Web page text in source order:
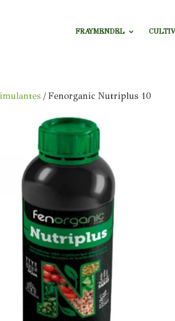
FRAYMENDEL
/ Fenorganic Nutriplus 10